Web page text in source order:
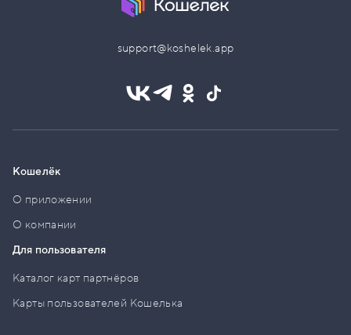
support@koshelek.app
Кошелёк
О приложении
О компании
Для пользователя
Каталог карт партнёров
Карты пользователей Кошелька